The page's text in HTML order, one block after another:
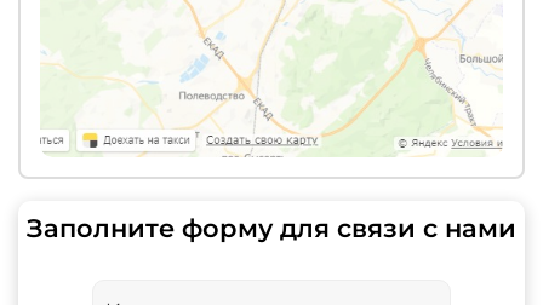
Заполните форму для связи с нами